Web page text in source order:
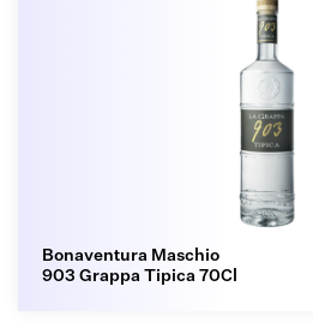
Bonaventura Maschio
903 Grappa Tipica 70Cl